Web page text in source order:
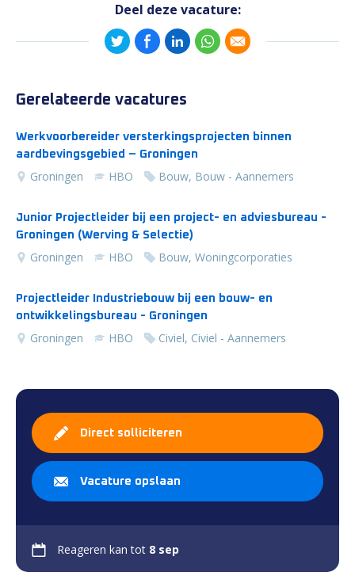
Deel deze vacature:
Gerelateerde vacatures
Werkvoorbereider versterkingsprojecten binnen
aardbevingsgebied – Groningen
Groningen HBO Bouw, Bouw - Aannemers
Junior Projectleider bij een project- en adviesbureau -
Groningen (Werving & Selectie)
Groningen HBO Bouw, Woningcorporaties
Projectleider Industriebouw bij een bouw- en
ontwikkelingsbureau - Groningen
Groningen HBO Civiel, Civiel - Aannemers
Direct solliciteren
Vacature opslaan
Reageren kan tot 8 sep